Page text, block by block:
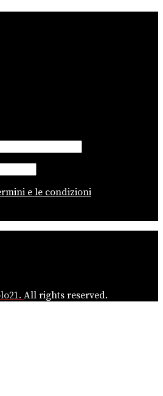
e le condizioni
All rights reserved.